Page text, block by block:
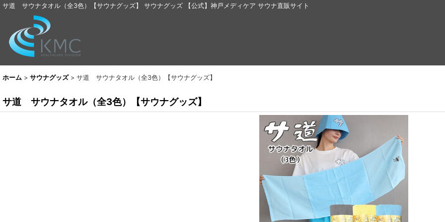
サ道 サウナタオル（全3色）【サウナグッズ】 サウナグッズ 【公式】神戸メディケア サウナ直販サイト
ホーム > サウナグッズ > サ道 サウナタオル（全3色）【サウナグッズ】
サ道 サウナタオル（全3色）【サウナグッズ】